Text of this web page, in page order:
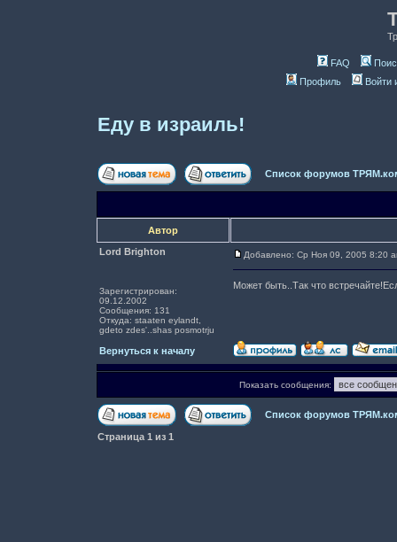
FAQ
Профиль
Войти
Еду в израиль!
Список форумов
Автор
Lord Brighton
Зарегистрирован:
09.12.2002
Сообщения: 131
Откуда: staaten eylandt,
gdeto zdes'..shas posmotrju
Добавлено: Ср Ноя 09, 2005 8:20
Может быть..Так что
Вернуться к началу
Показать сообщения:
Список форумов
Страница 1 из 1